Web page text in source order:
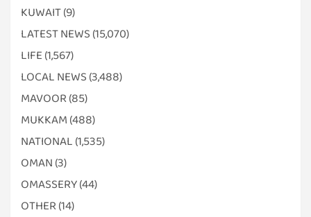
KUWAIT(9)
LATEST NEWS (15,070)
LIFE (1,567)
LOCAL NEWS (3,488)
MAVOOR (85)
MUKKAM (488)
NATIONAL (1,535)
OMAN (3)
OMASSERY(44)
OTHER (14)